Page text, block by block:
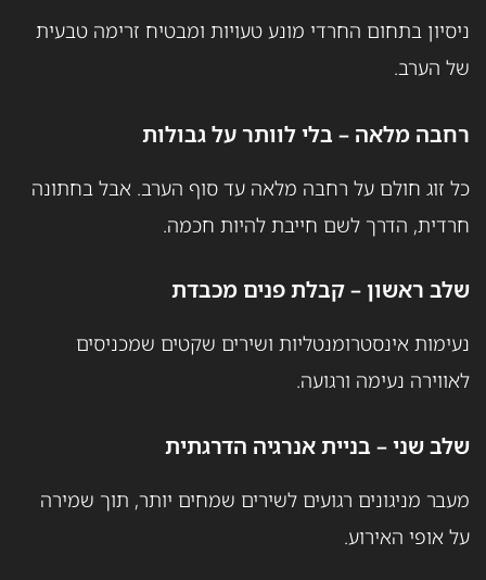
ניסיון בתחום החרדי מונע טעויות ומבטיח זרימה טבעית
של הערב.
רחבה מלאה – בלי לוותר על גבולות
כל זוג חולם על רחבה מלאה עד סוף הערב. אבל בחתונה
חרדית, הדרך לשם חייבת להיות חכמה.
שלב ראשון – קבלת פנים מכבדת
נעימות אינסטרומנטליות ושירים שקטים שמכניסים
לאווירה נעימה ורגועה.
שלב שני – בניית אנרגיה הדרגתית
מעבר מניגונים רגועים לשירים שמחים יותר, תוך שמירה
על אופי האירוע.